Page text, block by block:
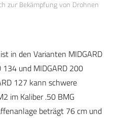
zur Bekämpfung von Drohnen
in den Varianten MIDGARD
134 und MIDGARD 200
127 kann schwere
im Kaliber .50 BMG
beträgt 76 cm und